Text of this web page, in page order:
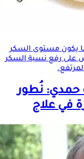
يكون مستوى السكر
على رفعنسبة السكر
أسامة حمدي: نُطور
في علاج